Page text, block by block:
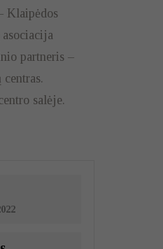
Klaipėdos
partneris –
salėje.